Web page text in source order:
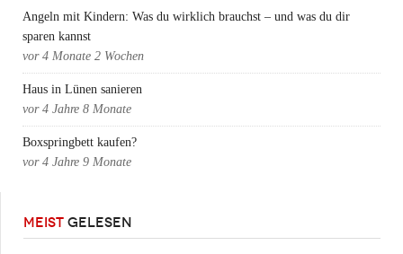
Angeln mit Kindern: Was du wirklich brauchst – und was du dir
sparen kannst
vor 4 Monate 2 Wochen
Haus in Lünen sanieren
vor 4 Jahre 8 Monate
Boxspringbett kaufen?
vor 4 Jahre 9 Monate
MEIST GELESEN